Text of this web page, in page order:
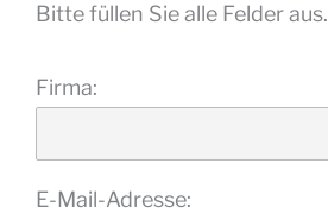
Bitte füllen Sie alle Felder aus.
Firma:
E-Mail-Adresse: